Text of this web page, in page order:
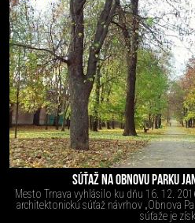
SÚŤAŽ NA OBNOVU PARKU
Mesto Trnava vyhlásilo ku dňu 16. 12.
architektonickú súťaž návrhov „Obnova
súťaže je